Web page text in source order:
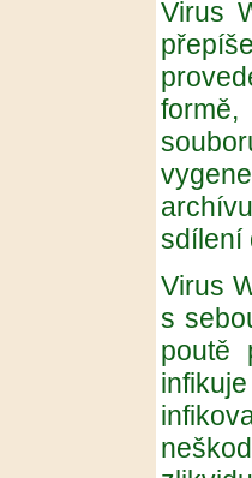
Virus
sdílení
Virus
s
poutě